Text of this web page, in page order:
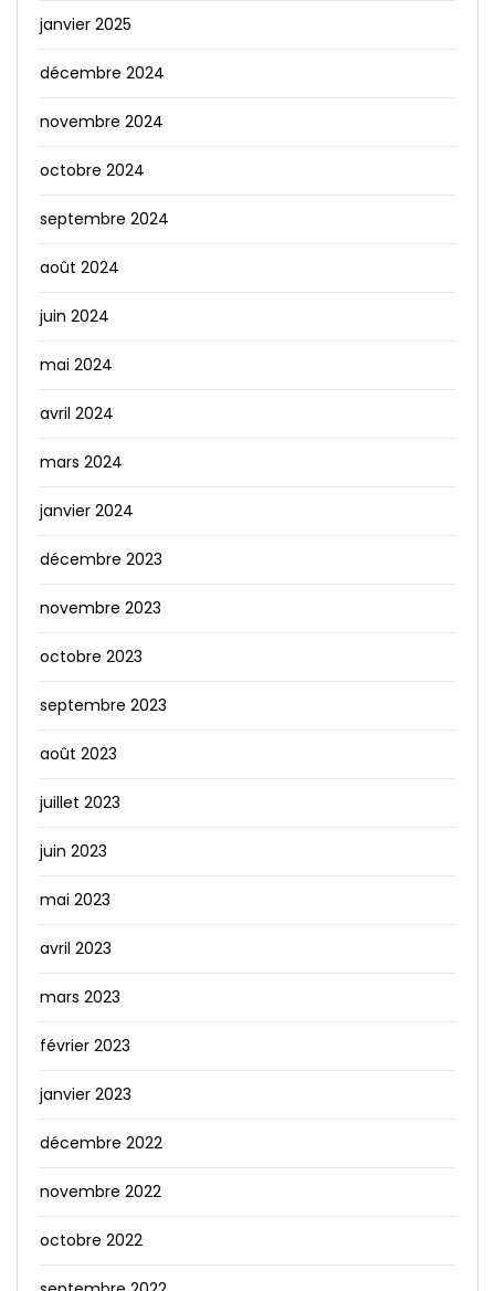
janvier 2025
décembre 2024
novembre 2024
octobre 2024
septembre 2024
août 2024
juin 2024
mai 2024
avril 2024
mars 2024
janvier 2024
décembre 2023
novembre 2023
octobre 2023
septembre 2023
août 2023
juillet 2023
juin 2023
mai 2023
avril 2023
mars 2023
février 2023
janvier 2023
décembre 2022
novembre 2022
octobre 2022